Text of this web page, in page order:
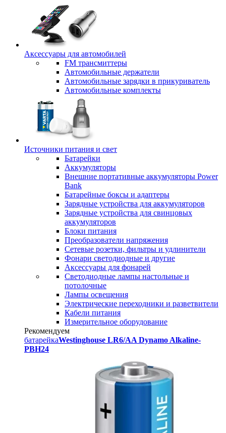
Аксессуары для автомобилей
FM трансмиттеры
Автомобильные держатели
Автомобильные зарядки в прикуриватель
Автомобильные комплекты
Источники питания и свет
Батарейки
Аккумуляторы
Внешние портативные аккумуляторы Power
Bank
Батарейные боксы и адаптеры
Зарядные устройства для аккумуляторов
Зарядные устройства для свинцовых
аккумуляторов
Блоки питания
Преобразователи напряжения
Сетевые розетки, фильтры и удлинители
Фонари светодиодные и другие
Аксессуары для фонарей
Светодиодные лампы настольные и
потолочные
Лампы освещения
Электрические переходники и разветвители
Кабели питания
Измерительное оборудование
Рекомендуем
батарейкаWestinghouse LR6/AA Dynamo Alkaline-
PBH24